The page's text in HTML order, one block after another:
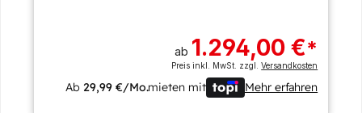
ab 1.294,00 €*
Preis inkl. MwSt. zzgl.Versandkosten
Ab29,99 €/Mo.mieten mit Mehr erfahren